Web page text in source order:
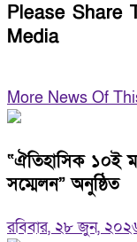
Please Share
Media
More News Of
“ঐতিহাসিক ১০ই
সম্মেলন” অনুষ্ঠিত
রবিবার, ২৮ জুন,